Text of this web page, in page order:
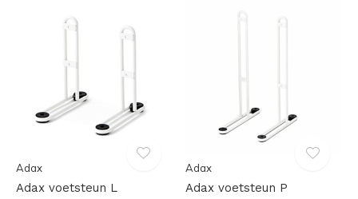
Adax
Adax voetsteun L
Adax
Adax voetsteun P